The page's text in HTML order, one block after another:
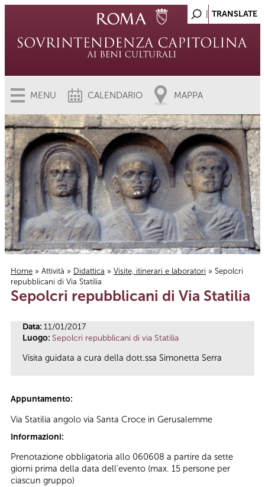
MENU CALENDARIO MAPPA
Tu sei qui
Home » Attività » Didattica » Visite, itinerari e laboratori » Sepolcri
repubblicani di Via Statilia
Sepolcri repubblicani di Via Statilia
Data: 11/01/2017
Luogo: Sepolcri repubblicani di via Statilia
Visita guidata a cura della dott.ssa Simonetta Serra
Appuntamento:
Via Statilia angolo via Santa Croce in Gerusalemme
Informazioni:
Prenotazione obbligatoria allo 060608 a partire da sette
giorni prima della data dell’evento (max. 15 persone per
ciascun gruppo)